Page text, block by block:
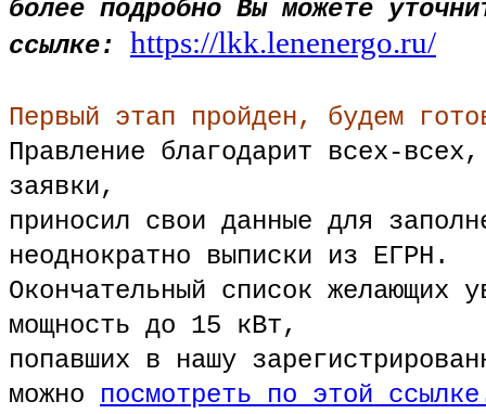
более подробно Вы можете
ссылке: https://lkk.lenenergo.ru/
Первый этап пройден, будем
Правление благодарит всех-
заявки,
приносил свои данные для
неоднократно выписки из ЕГРН.
Окончательный список желающих
мощность до 15 кВт,
попавших в нашу
можно посмотреть по этой ссылке